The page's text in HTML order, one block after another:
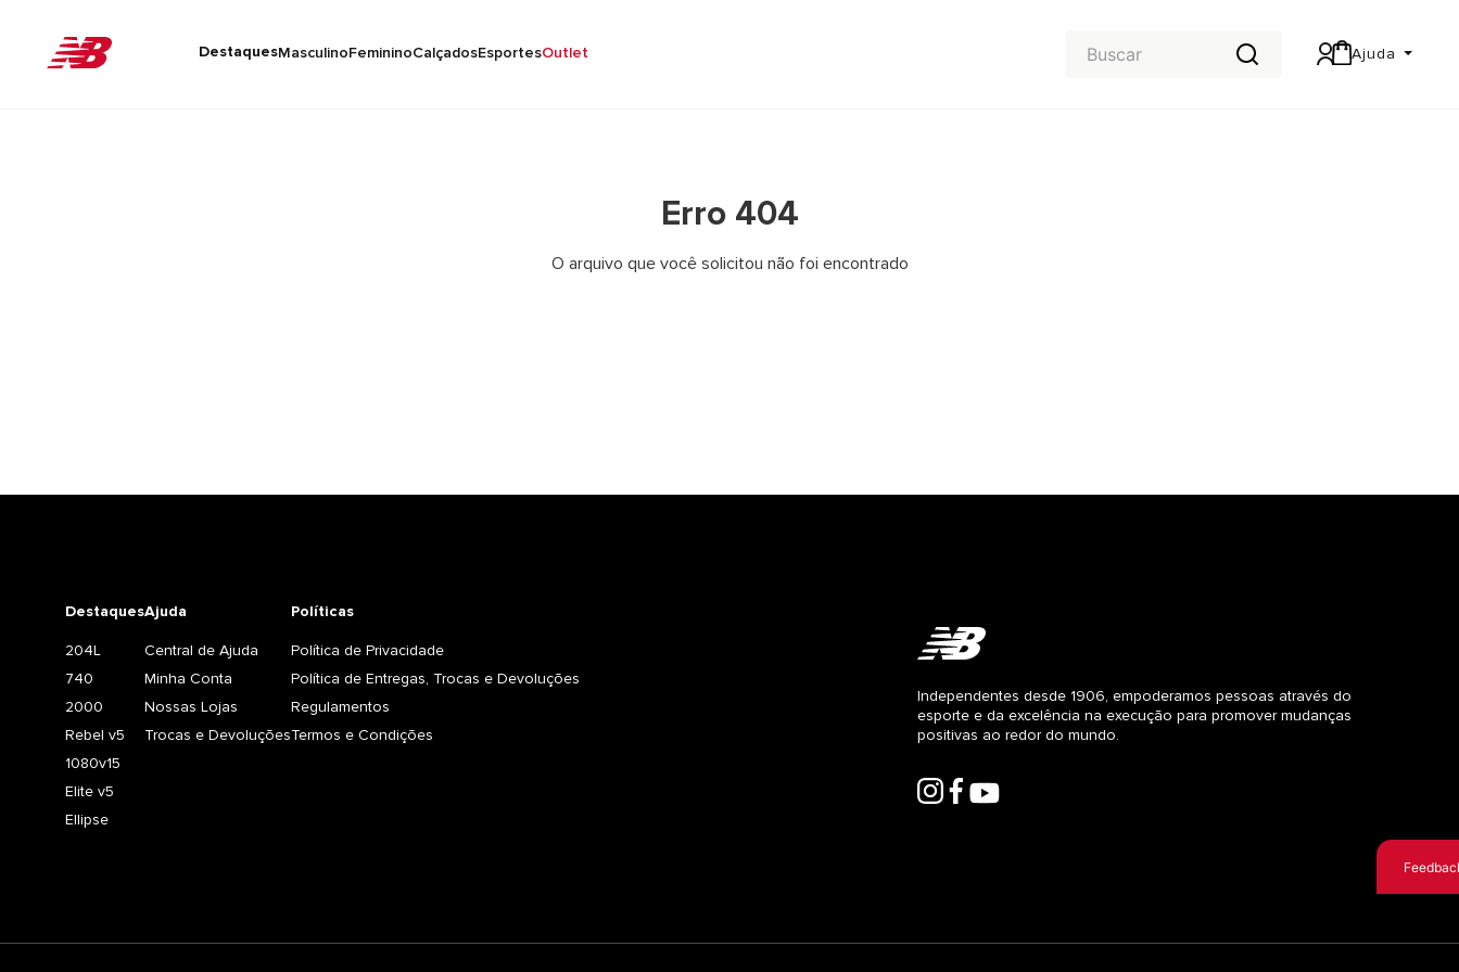
DestaquesMasculinoFemininoCalçadosEsportesOutlet Ajuda
Erro 404
O arquivo que você solicitou não foi encontrado
Destaques
204L
740
2000
Rebel v5
1080v15
Elite v5
Ellipse
Ajuda
Central de Ajuda
Minha Conta
Nossas Lojas
Trocas e Devoluções
Políticas
Política de Privacidade
Política de Entregas, Trocas e Devoluções
Regulamentos
Termos e Condições
Independentes desde 1906, empoderamos pessoas através do
esporte e da excelência na execução para promover mudanças
positivas ao redor do mundo.